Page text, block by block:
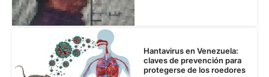
Hantavirus en Venezuela:
claves de prevención para
protegerse de los roedores